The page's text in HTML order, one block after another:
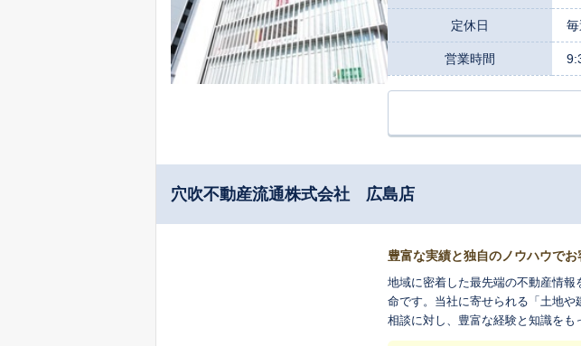
定休日
営業時間
穴吹不動産流通株式会社 広島店
豊富な実績と独自のノウハウでお
地域に密着した最先端の不動産情
命です。当社に寄せられる「土地
相談に対し、豊富な経験と知識をも
にして提案します。